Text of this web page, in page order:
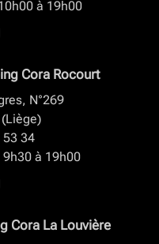
à 19h00
Cora Rocourt
N°269
53 34
à 19h00
Cora La Louvière